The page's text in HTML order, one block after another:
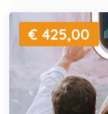
€ 425,00